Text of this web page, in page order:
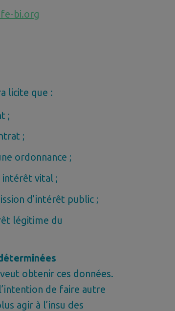
bi.org
licite que :
;
;
ordonnance ;
intérêt vital ;
d’intérêt public ;
légitime du
obtenir ces données.
de faire autre
agir à l’insu des